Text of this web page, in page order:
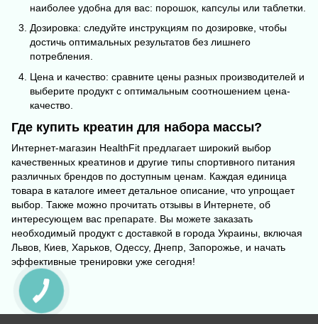
наиболее удобна для вас: порошок, капсулы или таблетки.
Дозировка: следуйте инструкциям по дозировке, чтобы
достичь оптимальных результатов без лишнего
потребления.
Цена и качество: сравните цены разных производителей и
выберите продукт с оптимальным соотношением цена-
качество.
Где купить креатин для набора массы?
Интернет-магазин HealthFit предлагает широкий выбор
качественных креатинов и другие типы спортивного питания
различных брендов по доступным ценам. Каждая единица
товара в каталоге имеет детальное описание, что упрощает
выбор. Также можно прочитать отзывы в Интернете, об
интересующем вас препарате. Вы можете заказать
необходимый продукт с доставкой в города Украины, включая
Львов, Киев, Харьков, Одессу, Днепр, Запорожье, и начать
эффективные тренировки уже сегодня!